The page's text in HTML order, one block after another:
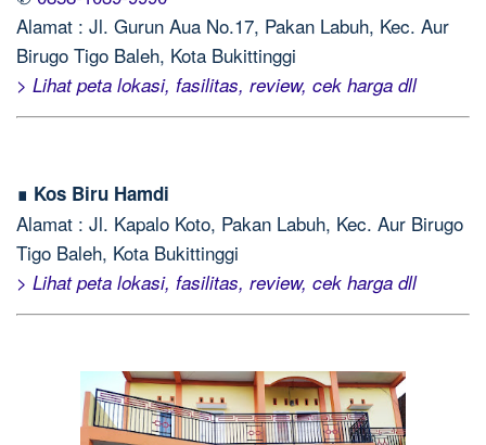
Alamat : Jl. Gurun Aua No.17, Pakan Labuh, Kec. Aur
Birugo Tigo Baleh, Kota Bukittinggi
> Lihat peta lokasi, fasilitas, review, cek harga dll
∎ Kos Biru Hamdi
Alamat : Jl. Kapalo Koto, Pakan Labuh, Kec. Aur Birugo
Tigo Baleh, Kota Bukittinggi
> Lihat peta lokasi, fasilitas, review, cek harga dll